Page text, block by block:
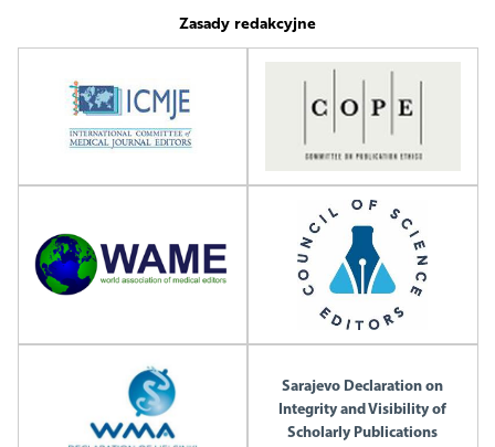
Zasady redakcyjne
Sarajevo Declaration on
Integrity and Visibility of
Scholarly Publications